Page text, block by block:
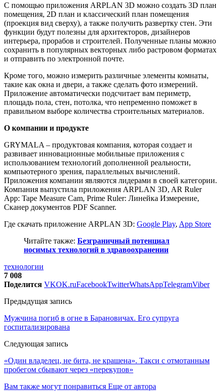
С помощью приложения ARPLAN 3D можно создать 3D план
помещения, 2D план и классический план помещения
(проекция вид сверху), а также получить развертку стен. Эти
функции будут полезны для архитекторов, дизайнеров
интерьера, прорабов и строителей. Полученные планы можно
сохранить в популярных векторных либо растровом форматах
и отправить по электронной почте.
Кроме того, можно измерить различные элементы комнаты,
такие как окна и двери, а также сделать фото измерений.
Приложение автоматически подсчитает вам периметр,
площадь пола, стен, потолка, что непременно поможет в
правильном выборе количества строительных материалов.
О компании и продукте
GRYMALA – продуктовая компания, которая создает и
развивает инновационные мобильные приложения с
использованием технологий дополненной реальности,
компьютерного зрения, параллельных вычислений.
Приложения компании являются лидерами в своей категории.
Компания выпустила приложения ARPLAN 3D, AR Ruler
App: Tape Measure Cam, Prime Ruler: Линейка Измерение,
Сканер документов PDF Scanner.
Где скачать приложение ARPLAN 3D: Google Play, App Store
Читайте также: Безграничный потенциал
носимых технологий в здравоохранении
технологии
7 008
Поделится VKOK.ruFacebookTwitterWhatsAppTelegramViber
Предыдущая запись
Мужчина погиб в огне в Барановичах. Его супруга
госпитализирована
Следующая запись
«Один владелец, не бита, не крашена». Такси с отмотанным
пробегом сбывают через «перекупов»
Вам также могут понравиться Еще от автора